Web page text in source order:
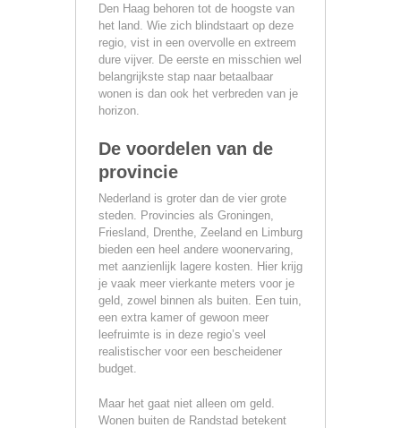
Den Haag behoren tot de hoogste van
het land. Wie zich blindstaart op deze
regio, vist in een overvolle en extreem
dure vijver. De eerste en misschien wel
belangrijkste stap naar betaalbaar
wonen is dan ook het verbreden van je
horizon.
De voordelen van de
provincie
Nederland is groter dan de vier grote
steden. Provincies als Groningen,
Friesland, Drenthe, Zeeland en Limburg
bieden een heel andere woonervaring,
met aanzienlijk lagere kosten. Hier krijg
je vaak meer vierkante meters voor je
geld, zowel binnen als buiten. Een tuin,
een extra kamer of gewoon meer
leefruimte is in deze regio’s veel
realistischer voor een bescheidener
budget.
Maar het gaat niet alleen om geld.
Wonen buiten de Randstad betekent